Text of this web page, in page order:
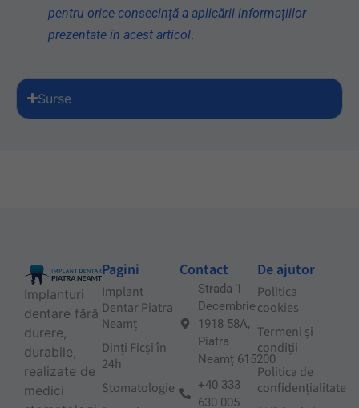
pentru orice consecință a aplicării informațiilor
prezentate în acest articol.
Surse
Implanturi
dentare fără
durere,
durabile,
realizate de
medici
Pagini
Implant
Dentar Piatra
Neamț
Dinți Ficși în
24h
Stomatologie
Contact
Strada 1
Decembrie
1918 58A,
Piatra
Neamț 615200
+40 333
630 005
De ajutor
Politica
cookies
Termeni și
condiții
Politica de
confidențialitate